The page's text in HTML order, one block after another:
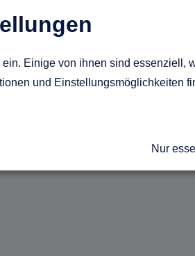
Einige von ihnen sind essenziell,
und Einstellungsmöglichkeiten
Nur